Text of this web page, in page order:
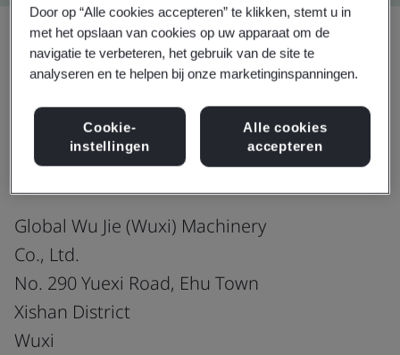
Delen:
IATF 16949:2016
Global Wu Jie (Wuxi) Machinery
Co., Ltd.
No. 290 Yuexi Road, Ehu Town
Xishan District
Wuxi
Door op “Alle cookies accepteren” te klikken, stemt u in
met het opslaan van cookies op uw apparaat om de
navigatie te verbeteren, het gebruik van de site te
analyseren en te helpen bij onze marketinginspanningen.
Cookie-
instellingen
Alle cookies
accepteren